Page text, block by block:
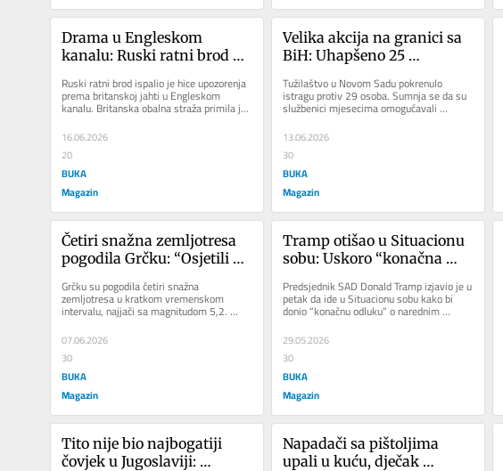
Drama u Engleskom
kanalu: Ruski ratni brod
jahtu
Ruski ratni brod ispalio je hice upozorenja
prema britanskoj jahti u Engleskom
kanalu. Britanska obalna straža primila je
16.06.2026
20
BUKA
Magazin
Velika akcija na granici sa
BiH: Uhapšeno 25
sumnje na korupciju
Tužilaštvo u Novom Sadu pokrenulo
istragu protiv 29 osoba. Sumnja se da su
službenici mjesecima omogućavali
prelazak granice i promet robe bez...
13.06.2026
30
BUKA
Magazin
Četiri snažna zemljotresa
pogodila Grčku: “Osjetili
strašno”
Grčku su pogodila četiri snažna
zemljotresa u kratkom vremenskom
intervalu, najjači sa magnitudom 5,2.
Četiri zemljotresa, u svega četiri minuta...
07.06.2026
30
BUKA
Magazin
Tramp otišao u Situacionu
sobu: Uskoro “konačna
Predsjednik SAD Donald Tramp izjavio je u
petak da ide u Situacionu sobu kako bi
donio “konačnu odluku” o narednim
29.05.2026
30
BUKA
Magazin
Tito nije bio najbogatiji
čovjek u Jugoslaviji:
Napadači sa pištoljima
upali u kuću, dječak